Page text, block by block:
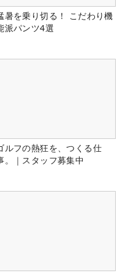
暑を乗り切る！ こだわり機
派パンツ4選
ルフの熱狂を、つくる仕
。｜スタッフ募集中